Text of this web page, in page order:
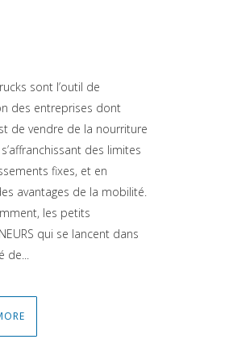
comando
sont l’outil de
des entreprises dont
de vendre de la nourriture
des limites
fixes, et en
avantages de la mobilité.
les petits
qui se lancent dans
de...